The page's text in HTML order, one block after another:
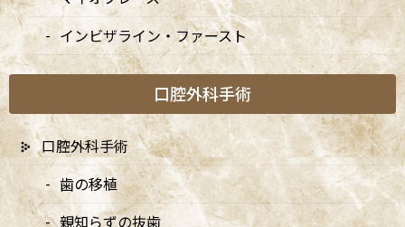
インビザライン・ファースト
口腔外科手術
口腔外科手術
歯の移植
親知らずの抜歯